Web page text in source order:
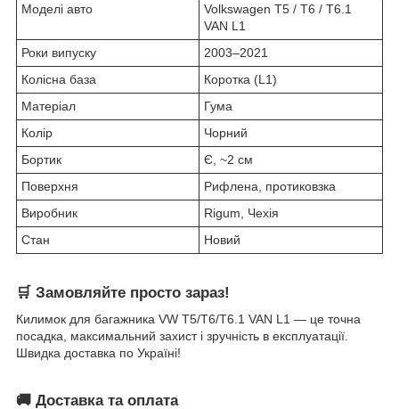
Моделі авто
Volkswagen T5 / T6 / T6.1
VAN L1
Роки випуску
2003–2021
Колісна база
Коротка (L1)
Матеріал
Гума
Колір
Чорний
Бортик
Є, ~2 см
Поверхня
Рифлена, протиковзка
Виробник
Rigum, Чехія
Стан
Новий
🛒 Замовляйте просто зараз!
Килимок для багажника VW T5/T6/T6.1 VAN L1 — це точна
посадка, максимальний захист і зручність в експлуатації.
Швидка доставка по Україні!
🚚 Доставка та оплата